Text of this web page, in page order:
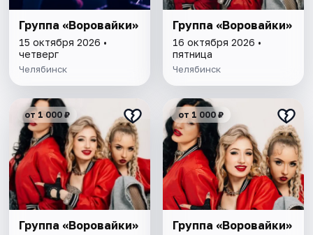
Группа «Воровайки»
15 октября 2026 •
четверг
Челябинск
Группа «Воровайки»
16 октября 2026 •
пятница
Челябинск
от 1 000 ₽
Группа «Воровайки»
от 1 000 ₽
Группа «Воровайки»